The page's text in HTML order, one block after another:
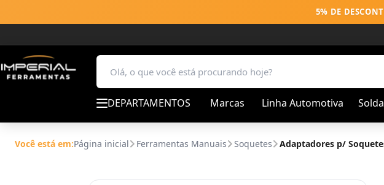
5% DE
DEPARTAMENTOS Marcas Linha Automotiva
Você está em:Página inicial Ferramentas Manuais Soquetes Adaptadores p/